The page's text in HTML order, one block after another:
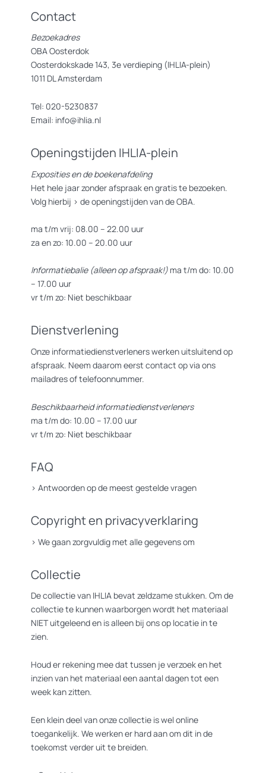
Contact
Bezoekadres
OBA Oosterdok
Oosterdokskade 143, 3e verdieping (IHLIA-plein)
1011 DL Amsterdam
Tel: 020-5230837
Email: info@ihlia.nl
Openingstijden IHLIA-plein
Exposities en de boekenafdeling
Het hele jaar zonder afspraak en gratis te bezoeken.
Volg hierbij > de openingstijden van de OBA.
ma t/m vrij: 08.00 – 22.00 uur
za en zo: 10.00 – 20.00 uur
Informatiebalie (alleen op afspraak!) ma t/m do: 10.00
– 17.00 uur
vr t/m zo: Niet beschikbaar
Dienstverlening
Onze informatiedienstverleners werken uitsluitend op
afspraak. Neem daarom eerst contact op via ons
mailadres of telefoonnummer.
Beschikbaarheid informatiedienstverleners
ma t/m do: 10.00 – 17.00 uur
vr t/m zo: Niet beschikbaar
FAQ
> Antwoorden op de meest gestelde vragen
Copyright en privacyverklaring
> We gaan zorgvuldig met alle gegevens om
Collectie
De collectie van IHLIA bevat zeldzame stukken. Om de
collectie te kunnen waarborgen wordt het materiaal
NIET uitgeleend en is alleen bij ons op locatie in te
zien.
Houd er rekening mee dat tussen je verzoek en het
inzien van het materiaal een aantal dagen tot een
week kan zitten.
Een klein deel van onze collectie is wel online
toegankelijk. We werken er hard aan om dit in de
toekomst verder uit te breiden.